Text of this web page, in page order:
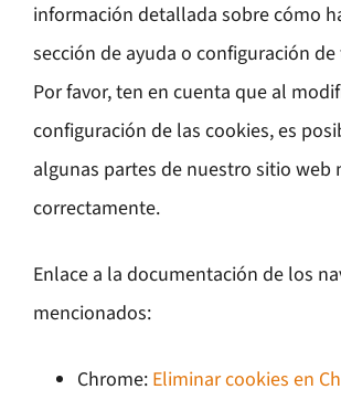
información detallada sobre cómo
sección de ayuda o configuración
Por favor, ten en cuenta que al
configuración de las cookies, es
algunas partes de nuestro sitio web
correctamente.
Enlace a la documentación de los
mencionados:
Chrome: Eliminar cookies en